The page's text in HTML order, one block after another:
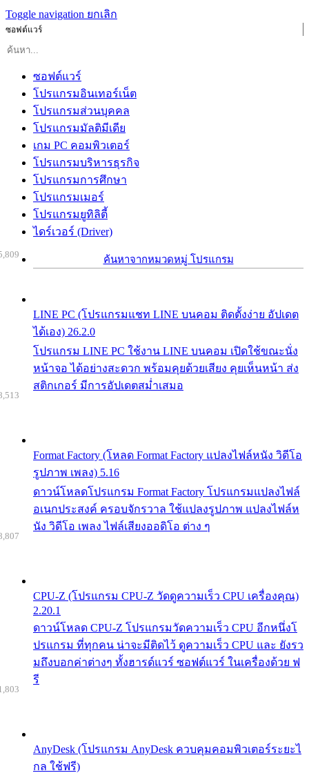
Toggle navigation ยกเลิก
ซอฟต์แวร์
ซอฟต์แวร์
โปรแกรมอินเทอร์เน็ต
โปรแกรมส่วนบุคคล
โปรแกรมมัลติมีเดีย
เกม PC คอมพิวเตอร์
โปรแกรมบริหารธุรกิจ
โปรแกรมการศึกษา
โปรแกรมเมอร์
โปรแกรมยูทิลิตี้
ไดร์เวอร์ (Driver)
ค้นหาจากหมวดหมู่ โปรแกรม
LINE PC (โปรแกรมแชท LINE บนคอม ติดตั้งง่าย อัปเดต
ได้เอง) 26.2.0
โปรแกรม LINE PC ใช้งาน LINE บนคอม เปิดใช้ขณะนั่ง
หน้าจอ ได้อย่างสะดวก พร้อมคุยด้วยเสียง คุยเห็นหน้า ส่ง
สติกเกอร์ มีการอัปเดตสม่ำเสมอ
Format Factory (โหลด Format Factory แปลงไฟล์หนัง วิดีโอ
รูปภาพ เพลง) 5.16
ดาวน์โหลดโปรแกรม Format Factory โปรแกรมแปลงไฟล์
อเนกประสงค์ ครอบจักรวาล ใช้แปลงรูปภาพ แปลงไฟล์ห
นัง วิดีโอ เพลง ไฟล์เสียงออดิโอ ต่าง ๆ
CPU-Z (โปรแกรม CPU-Z วัดดูความเร็ว CPU เครื่องคุณ)
2.20.1
ดาวน์โหลด CPU-Z โปรแกรมวัดความเร็ว CPU อีกหนึ่งโ
ปรแกรม ที่ทุกคน น่าจะมีติดไว้ ดูความเร็ว CPU และ ยังรว
มถึงบอกค่าต่างๆ ทั้งฮารด์แวร์ ซอฟต์แวร์ ในเครื่องด้วย ฟ
รี
AnyDesk (โปรแกรม AnyDesk ควบคุมคอมพิวเตอร์ระยะไ
กล ใช้ฟรี)